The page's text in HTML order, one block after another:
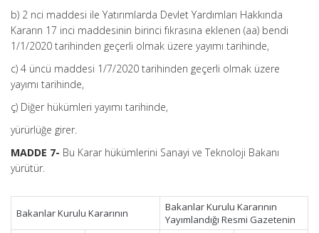
b) 2 nci maddesi ile Yatırımlarda Devlet Yardımları Hakkında
Kararın 17 inci maddesinin birinci fıkrasına eklenen (aa) bendi
1/1/2020 tarihinden geçerli olmak üzere yayımı tarihinde,
c) 4 üncü maddesi 1/7/2020 tarihinden geçerli olmak üzere
yayımı tarihinde,
ç) Diğer hükümleri yayımı tarihinde,
yürürlüğe girer.
MADDE 7- Bu Karar hükümlerini Sanayi ve Teknoloji Bakanı
yürütür.
Bakanlar Kurulu Kararının
Bakanlar Kurulu Kararının
Yayımlandığı Resmi Gazetenin